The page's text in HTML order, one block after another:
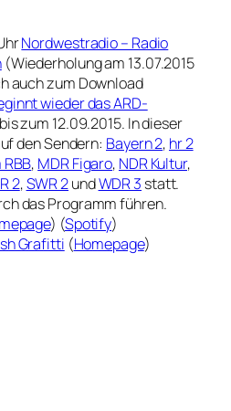
Nordwestradio – Radio
(Wiederholung am 13.07.2015
auch zum Download
wieder das ARD-
zum 12.09.2015. In dieser
den Sendern: Bayern 2, hr 2
, MDR Figaro, NDR Kultur,
2,SWR 2undWDR 3 statt.
das Programm führen.
) (Spotify)
Grafitti (Homepage)